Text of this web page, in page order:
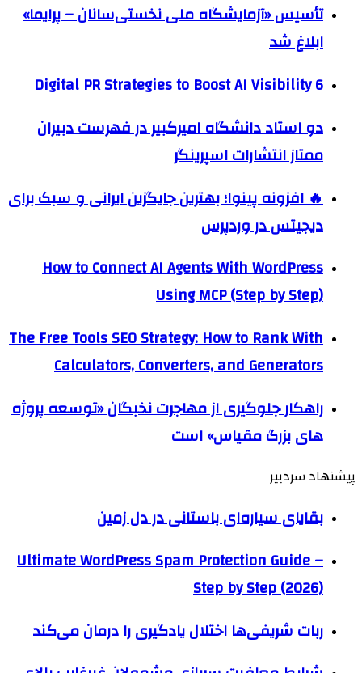
تأسیس «آزمایشگاه ملی نخستی‌سانان – پرایما»
ابلاغ شد
6 Digital PR Strategies to Boost AI Visibility
دو استاد دانشگاه امیرکبیر در فهرست دبیران
ممتاز انتشارات اسپرینگر
🔥 افزونه پینوا؛ بهترین جایگزین ایرانی و سبک برای
دیجیتس در وردپرس
How to Connect AI Agents With WordPress
Using MCP (Step by Step)
The Free Tools SEO Strategy: How to Rank With
Calculators, Converters, and Generators
راهکار جلوگیری از مهاجرت نخبگان «توسعه پروژه
های بزرگ مقیاس» است
پیشنهاد سردبیر
بقایای سیاره‌ای باستانی در دل زمین
Ultimate WordPress Spam Protection Guide –
Step by Step (2026)
ربات شریفی‌ها اختلال یادگیری را درمان می‌کند